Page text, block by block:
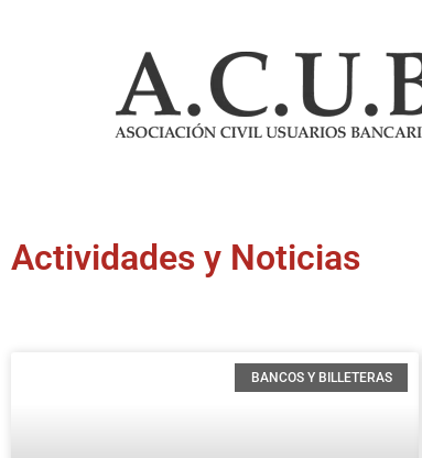
Actividades y Noticias
BANCOS Y BILLETERAS